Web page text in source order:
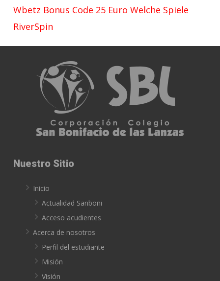
Wbetz Bonus Code 25 Euro Welche Spiele
RiverSpin
Nuestro Sitio
Inicio
Actualidad Sanboni
Acceso acudientes
Acerca de nosotros
Perfil del estudiante
Misión
Visión